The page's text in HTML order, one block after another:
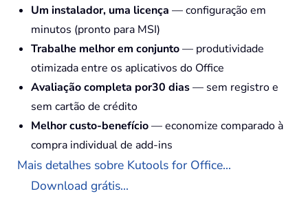
Um instalador, uma licença — configuração em
minutos (pronto para MSI)
Trabalhe melhor em conjunto— produtividade
otimizada entre os aplicativos do Office
Avaliação completa por30 dias— sem registro e
sem cartão de crédito
Melhor custo-benefício— economize comparado à
compra individual de add-ins
Mais detalhes sobre Kutools for Office...
Download grátis...